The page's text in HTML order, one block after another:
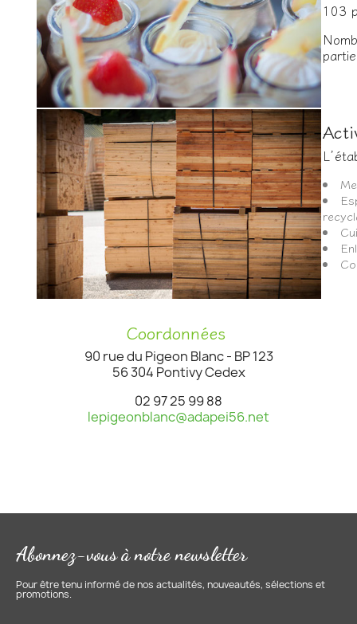
103
Coordonnées
90 rue du Pigeon Blanc - BP 123
56 304 Pontivy Cedex
02 97 25 99 88
lepigeonblanc@adapei56.net
Abonnez-vous à notre newsletter
Pour être tenu informé de nos actualités, nouveautés, sélections et
promotions.